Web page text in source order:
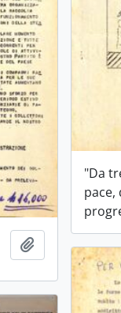
"Da
pace,
Ajouter au